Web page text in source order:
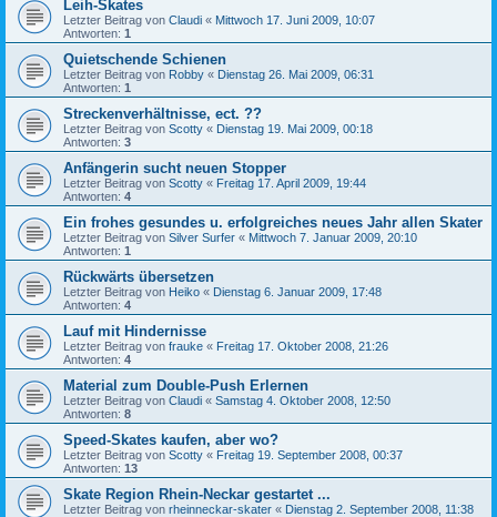
Leih-Skates
Letzter Beitrag von Claudi « Mittwoch 17. Juni 2009, 10:07
Antworten: 1
Quietschende Schienen
Letzter Beitrag von Robby « Dienstag 26. Mai 2009, 06:31
Antworten: 1
Streckenverhältnisse, ect. ??
Letzter Beitrag von Scotty « Dienstag 19. Mai 2009, 00:18
Antworten: 3
Anfängerin sucht neuen Stopper
Letzter Beitrag von Scotty « Freitag 17. April 2009, 19:44
Antworten: 4
Ein frohes gesundes u. erfolgreiches neues Jahr allen Skater
Letzter Beitrag von Silver Surfer « Mittwoch 7. Januar 2009, 20:10
Antworten: 1
Rückwärts übersetzen
Letzter Beitrag von Heiko « Dienstag 6. Januar 2009, 17:48
Antworten: 4
Lauf mit Hindernisse
Letzter Beitrag von frauke « Freitag 17. Oktober 2008, 21:26
Antworten: 4
Material zum Double-Push Erlernen
Letzter Beitrag von Claudi « Samstag 4. Oktober 2008, 12:50
Antworten: 8
Speed-Skates kaufen, aber wo?
Letzter Beitrag von Scotty « Freitag 19. September 2008, 00:37
Antworten: 13
Skate Region Rhein-Neckar gestartet ...
Letzter Beitrag von rheinneckar-skater « Dienstag 2. September 2008, 11:38